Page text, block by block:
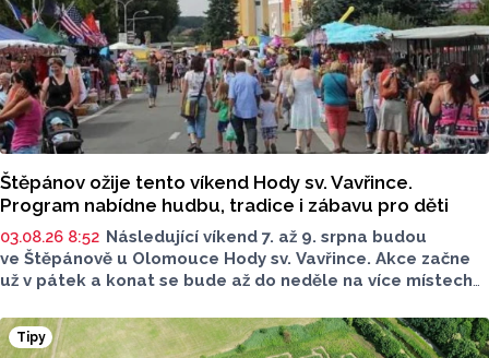
Štěpánov ožije tento víkend Hody sv. Vavřince.
Program nabídne hudbu, tradice i zábavu pro děti
03.08.26 8:52 Následující víkend 7. až 9. srpna budou
ve Štěpánově u Olomouce Hody sv. Vavřince. Akce začne
už v pátek a konat se bude až do neděle na více místech
veselice, bohatého doprovodného programu pro celou
rodinu a na skvělou atmosféru.
Tipy